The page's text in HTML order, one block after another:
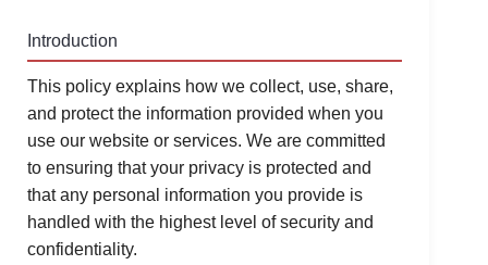
Introduction
This policy explains how we collect, use, share,
and protect the information provided when you
use our website or services. We are committed
to ensuring that your privacy is protected and
that any personal information you provide is
handled with the highest level of security and
confidentiality.